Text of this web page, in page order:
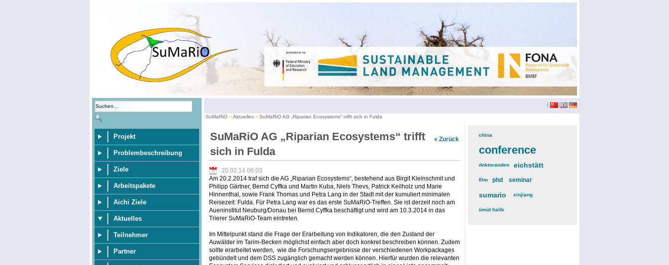
Projekt
Problembeschreibung
Ziele
Arbeitspakete
Aichi Ziele
Aktuelles
Teilnehmer
Partner
|
SuMaRiO Aktuelles SuMaRiO AG „Riparian Ecosystems“ trifft sich in Fulda
« Zurück
SuMaRiO AG „Riparian Ecosystems“ trifft
sich in Fulda
20.02.14 06:03
Am 20.2.2014 traf sich die AG „Riparian Ecosystems“, bestehend aus Birgit Kleinschmit und
Philipp Gärtner, Bernd Cyffka und Martin Kuba, Niels Thevs, Patrick Keilholz und Marie
Hinnenthal, sowie Frank Thomas und Petra Lang in der Stadt mit der kumuliert minimalen
Reisezeit: Fulda. Für Petra Lang war es das erste SuMaRiO-Treffen. Sie ist derzeit noch am
Aueninstitut Neuburg/Donau bei Bernd Cyffka beschäftigt und wird am 10.3.2014 in das
Trierer SuMaRiO-Team eintreten.
Im Mittelpunkt stand die Frage der Erarbeitung von Indikatoren, die den Zustand der
Auwälder im Tarim-Becken möglichst einfach aber doch konkret beschreiben können. Zudem
sollte erarbeitet werden, wie die Forschungsergebnisse der verschiedenen Workpackages
gebündelt und dem DSS zugänglich gemacht werden können. Hierfür wurden die relevanten
china(3)
conference(12)
doktoranden(3)eichstätt
film(2)phd (4)seminar
sumario (6)xinjiang(2)
ümüt halik(2)